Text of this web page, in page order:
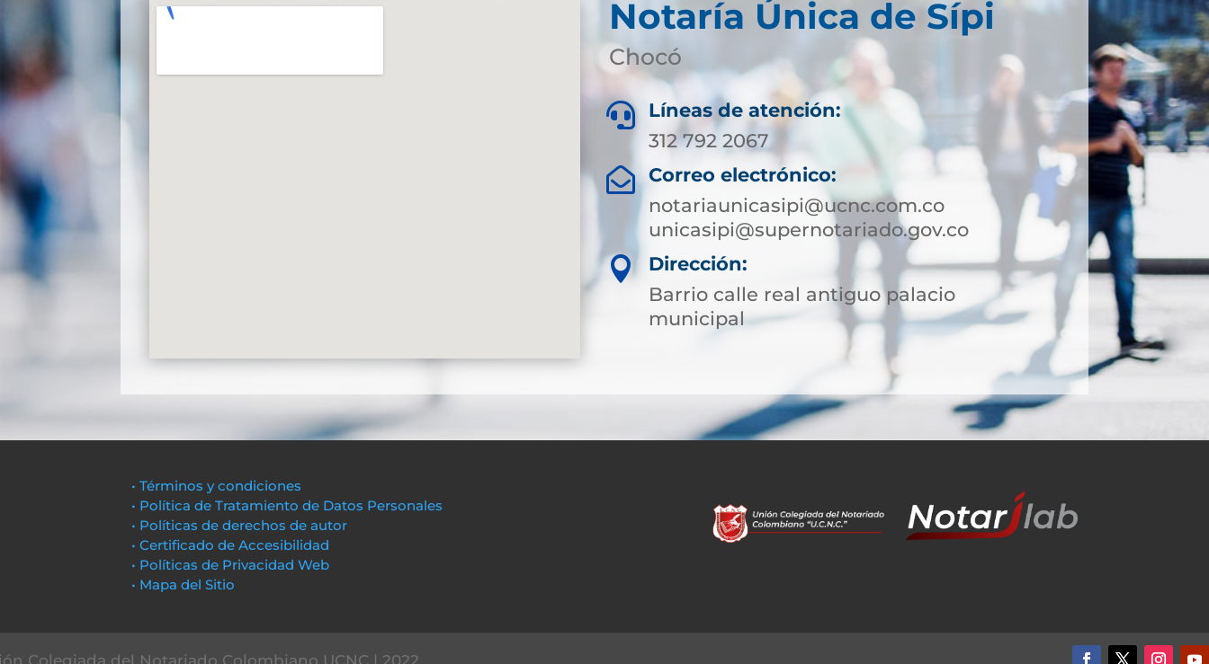
Notaría Única de Sípi
Chocó

Líneas de atención:
312 792 2067
 Correo electrónico:
notariaunicasipi@ucnc.com.co
unicasipi@supernotariado.gov.co

Dirección:
Barrio calle real antiguo palacio
municipal
• Términos y condiciones
• Política de Tratamiento de Datos Personales
• Políticas de derechos de autor
• Certificado de Accesibilidad
• Políticas de Privacidad Web
• Mapa del Sitio
Colegiada del Notariado Colombiano UCNC | 2022